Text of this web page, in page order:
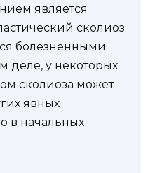
является
сколиоз
болезненными
деле, у некоторых
сколиоза может
явных
в начальных